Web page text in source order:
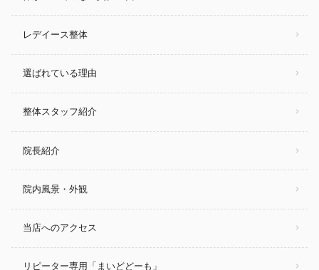
レデイース整体
選ばれている理由
整体スタッフ紹介
院長紹介
院内風景・外観
当店へのアクセス
リピーター専用「まいどどーも」